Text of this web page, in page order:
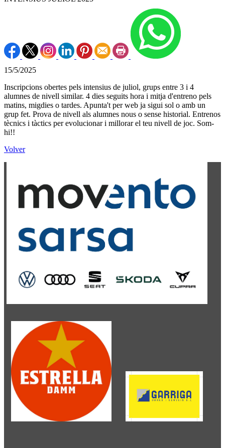
15/5/2025
Inscripcions obertes pels intensius de juliol, grups entre 3 i 4
alumnes de nivell similar. 4 dies seguits hora i mitja d'entreno pels
matins, migdies o tardes. Apunta't per web ja sigui sol o amb un
grup fet. Prova de nivell als alumnes nous o sense historial. Entrenos
tècnics i tàctics per evolucionar i millorar el teu nivell de joc. Som-
hi!!
Volver